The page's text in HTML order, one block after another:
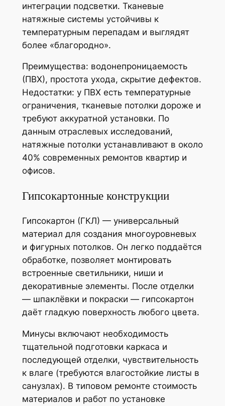
интеграции подсветки. Тканевые
натяжные системы устойчивы к
температурным перепадам и выглядят
более «благородно».
Преимущества: водонепроницаемость
(ПВХ), простота ухода, скрытие дефектов.
Недостатки: у ПВХ есть температурные
ограничения, тканевые потолки дороже и
требуют аккуратной установки. По
данным отраслевых исследований,
натяжные потолки устанавливают в около
40% современных ремонтов квартир и
офисов.
Гипсокартонные конструкции
Гипсокартон (ГКЛ) — универсальный
материал для создания многоуровневых
и фигурных потолков. Он легко поддаётся
обработке, позволяет монтировать
встроенные светильники, ниши и
декоративные элементы. После отделки
— шпаклёвки и покраски — гипсокартон
даёт гладкую поверхность любого цвета.
Минусы включают необходимость
тщательной подготовки каркаса и
последующей отделки, чувствительность
к влаге (требуются влагостойкие листы в
санузлах). В типовом ремонте стоимость
материалов и работ по установке